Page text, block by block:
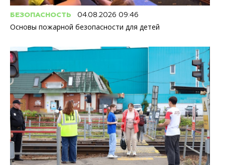
БЕЗОПАСНОСТЬ 04.08.2026 09:46
Основы пожарной безопасности для детей